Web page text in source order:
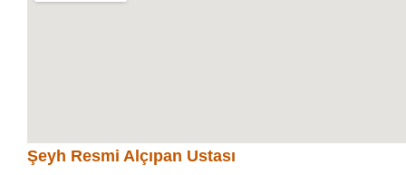
Şeyh Resmi Alçıpan Ustası